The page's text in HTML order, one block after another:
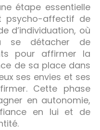
étape essentielle
psycho-affectif de
d’individuation, où
se détacher de
pour affirmer la
de sa place dans
ses envies et ses
Cette phase
en autonomie,
en lui et de